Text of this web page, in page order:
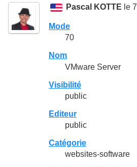
Pascal KOTTE le
Mode
70
Nom
VMware Server
Visibilité
public
Editeur
public
Catégorie
websites-software